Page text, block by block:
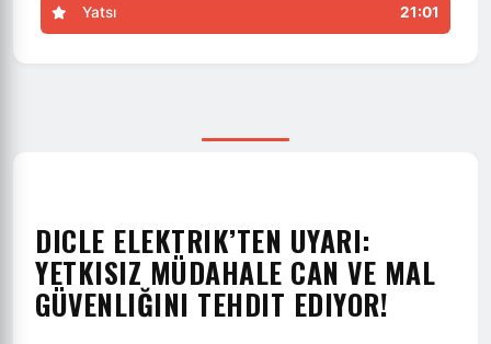
Yatsı 21:01
DICLE ELEKTRIK’TEN UYARI:
YETKISIZ MÜDAHALE CAN VE MAL
GÜVENLIĞINI TEHDIT EDIYOR!